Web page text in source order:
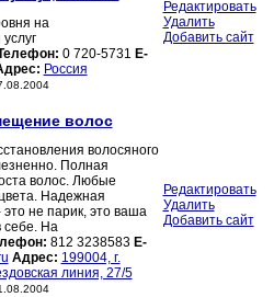
на
0 720-5731 E-
Россия
Редактировать
Удалить
Добавить сайт
волос
волосяного
Полная
волос. Любые
Надежная
не парик, это ваша
себе. На
812 3238583 E-
Адрес: 199004, г.
линия, 27/5
Редактировать
Удалить
Добавить сайт